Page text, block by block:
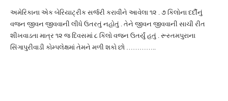
અમેરિકાના એક બેરિયાટ્રીક સર્જરી કરાવીને આવેલા ૧૨ . ૭ કિલોના દર્દીનું
વજન જીવન જીવવાની લીધે ઉતરતું નહોતું . તેને જીવન જીવવાની સાચી રીત
શીખવાડતા માત્ર ૧૨ જ દિવસમાં ૮ કિલો વજન ઉતર્યું હતું . રૂસ્તમપુરાના
સિંગાપુરીવાડી કોમ્પલેક્ષમાં તેમને મળી શકો છો …………..